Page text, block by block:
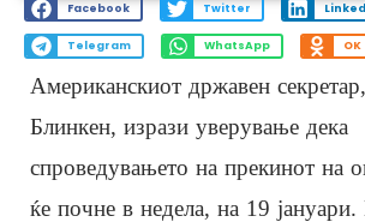
Facebook Twitter
Telegram WhatsApp OK
Американскиот државен
Блинкен, изрази уверување дека
спроведувањето на прекинот на
ќе почне в недела, на 19 јануари.